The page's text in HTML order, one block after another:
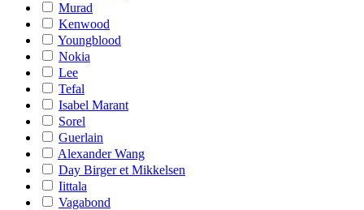
Murad
Kenwood
Youngblood
Nokia
Lee
Tefal
Isabel Marant
Sorel
Guerlain
Alexander Wang
Day Birger et Mikkelsen
Iittala
Vagabond